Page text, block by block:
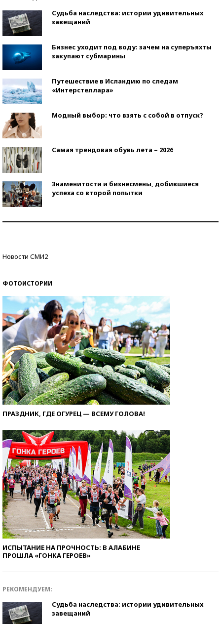
Судьба наследства: истории удивительных
завещаний
Бизнес уходит под воду: зачем на суперъяхты
закупают субмарины
Путешествие в Исландию по следам
«Интерстеллара»
Модный выбор: что взять с собой в отпуск?
Самая трендовая обувь лета – 2026
Знаменитости и бизнесмены, добившиеся
успеха со второй попытки
Новости СМИ2
ФОТОИСТОРИИ
ПРАЗДНИК, ГДЕ ОГУРЕЦ — ВСЕМУ ГОЛОВА!
ИСПЫТАНИЕ НА ПРОЧНОСТЬ: В АЛАБИНЕ
ПРОШЛА «ГОНКА ГЕРОЕВ»
РЕКОМЕНДУЕМ:
Судьба наследства: истории удивительных
завещаний